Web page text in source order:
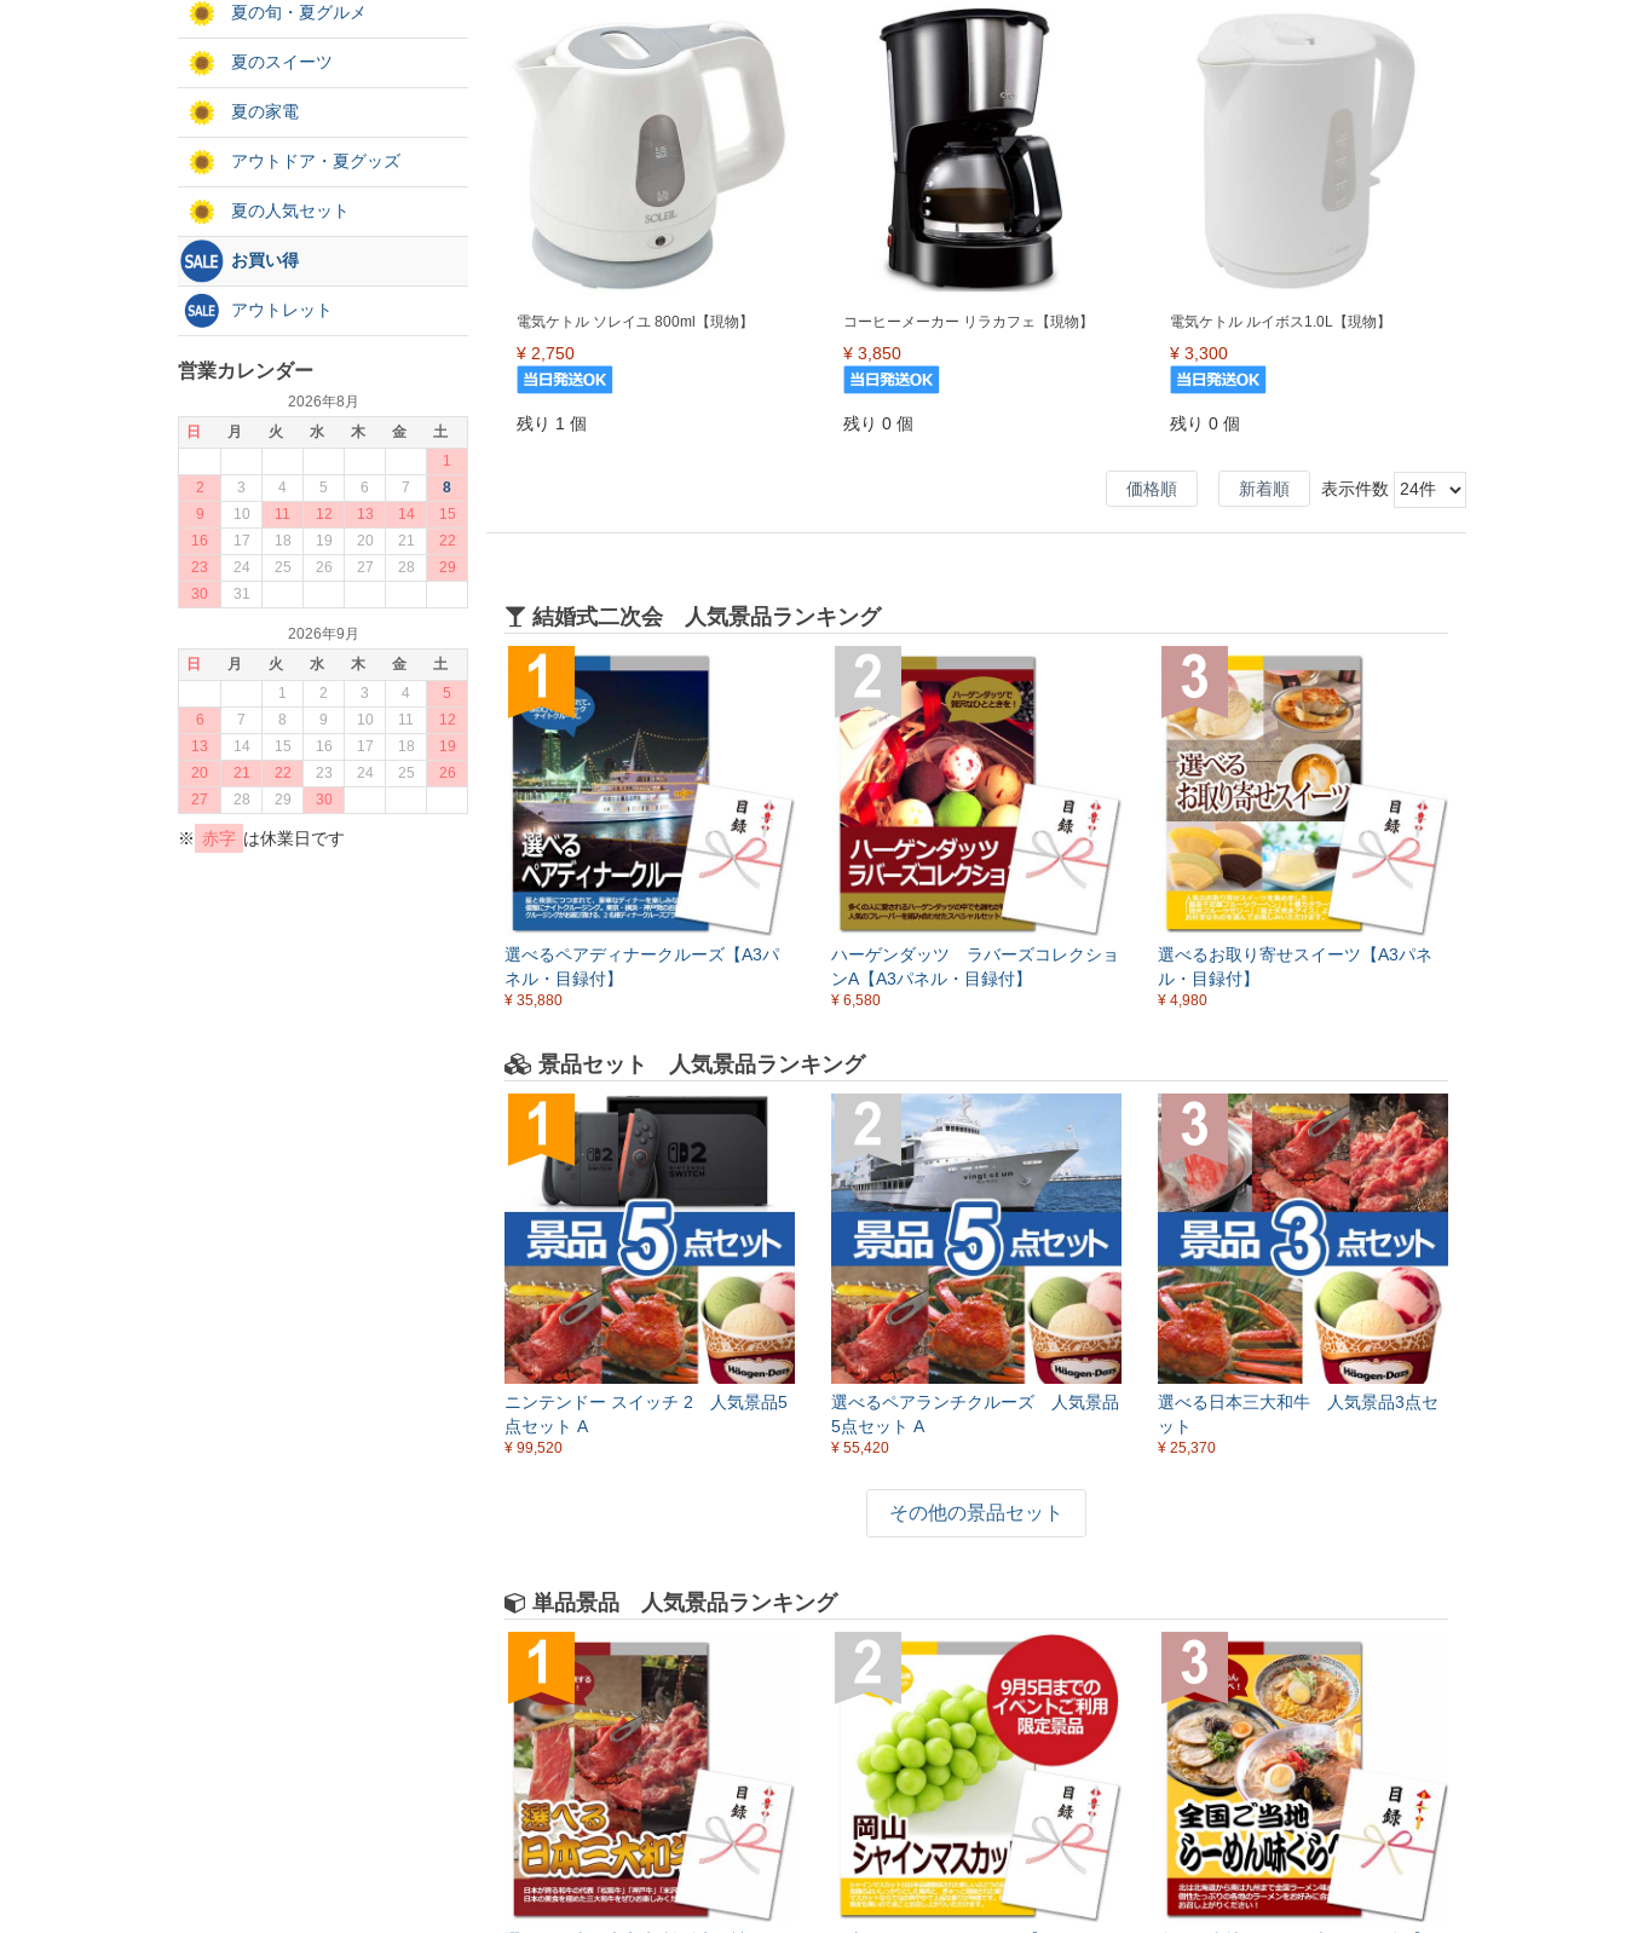
電気ケトル ソレイユ 800ml【現物】
¥ 2,750
残り 1 個
コーヒーメーカー リラカフェ【現物】
¥ 3,850
残り 0 個
電気ケトル ルイボス1.0L【現物】
¥ 3,300
残り 0 個
価格順 新着順 表示件数
結婚式二次会 人気景品ランキング
選べるペアディナークルーズ【A3パ
ネル・目録付】
¥ 35,880
ハーゲンダッツ ラバーズコレクショ
ンA【A3パネル・目録付】
¥ 6,580
選べるお取り寄せスイーツ【A3パネ
ル・目録付】
¥ 4,980
景品セット 人気景品ランキング
ニンテンドー スイッチ 2 人気景品5
点セット A
¥ 99,520
選べるペアランチクルーズ 人気景品
5点セット A
¥ 55,420
選べる日本三大和牛 人気景品3点セ
ット
¥ 25,370
その他の景品セット
単品景品 人気景品ランキング
夏の旬・夏グルメ
夏のスイーツ
夏の家電
アウトドア・夏グッズ
夏の人気セット
お買い得
アウトレット
営業カレンダー
2026年8月
日
月 火 水 木 金
土
1
2
3 4 5 6 7
8
9
10 11 12 13 14
15
16
17 18 19 20 21
22
23
24 25 26 27 28
29
30
31
2026年9月
日
月 火 水 木 金
土
1
2 3 4
5
6
7 8 9 10 11
12
13
14 15 16 17 18
19
20
21 22 23 24 25
26
27
28 29 30
※ 赤字 は休業日です